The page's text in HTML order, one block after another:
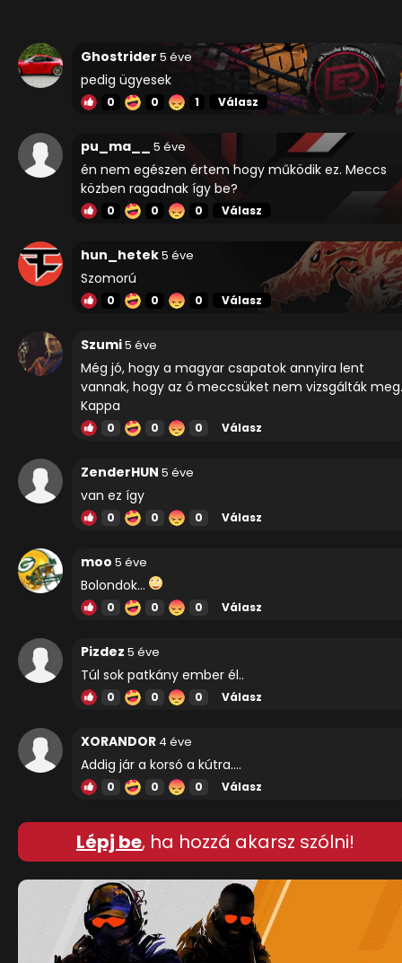
Ghostrider 5 éve
pedig ügyesek
0 0 1 Válasz
pu_ma__ 5 éve
én nem egészen értem hogy működik ez. Meccs
közben ragadnak így be?
0 0 0 Válasz
hun_hetek5 éve
Szomorú
0 0 0 Válasz
Szumi5 éve
Még jó, hogy a magyar csapatok annyira lent
vannak, hogy az ő meccsüket nem vizsgálták meg.
Kappa
0 0 0 Válasz
ZenderHUN 5 éve
van ez így
0 0 0 Válasz
moo 5 éve
Bolondok...
0 0 0 Válasz
Pizdez 5 éve
Túl sok patkány ember él..
0 0 0 Válasz
XORANDOR 4 éve
Addig jár a korsó a kútra....
0 0 0 Válasz
Lépj be, ha hozzá akarsz szólni!